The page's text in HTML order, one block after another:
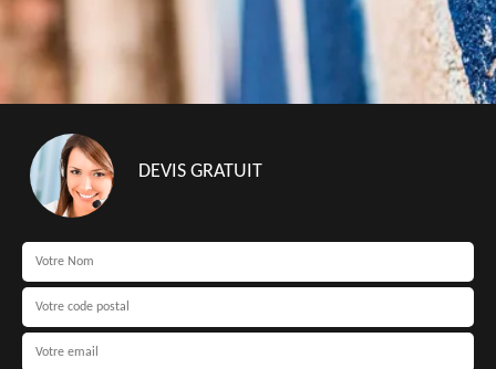
DEVIS GRATUIT